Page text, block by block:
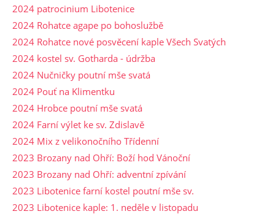
2024 patrocinium Libotenice
2024 Rohatce agape po bohoslužbě
2024 Rohatce nové posvěcení kaple Všech Svatých
2024 kostel sv. Gotharda - údržba
2024 Nučničky poutní mše svatá
2024 Pouť na Klimentku
2024 Hrobce poutní mše svatá
2024 Farní výlet ke sv. Zdislavě
2024 Mix z velikonočního Třídenní
2023 Brozany nad Ohří: Boží hod Vánoční
2023 Brozany nad Ohří: adventní zpívání
2023 Libotenice farní kostel poutní mše sv.
2023 Libotenice kaple: 1. neděle v listopadu